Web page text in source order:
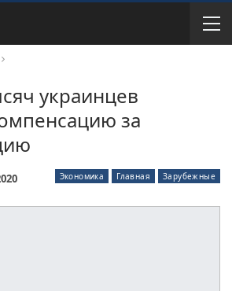
украинцев
за
Экономика Главная Зарубежные